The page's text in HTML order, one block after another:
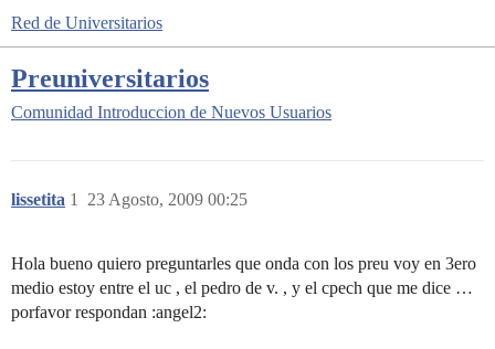
Red de Universitarios
Preuniversitarios
Comunidad Introduccion de Nuevos Usuarios
lissetita 23 Agosto, 2009 00:25
1
Hola bueno quiero preguntarles que onda con los preu voy en 3ero
medio estoy entre el uc , el pedro de v. , y el cpech que me dice …
porfavor respondan :angel2: